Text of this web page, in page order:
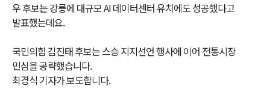
우 후보는 강릉에 대규모 AI 데이터센터 유치에도 성공했다고
발표했는데요.
국민의힘 김진태 후보는 스승 지지선언 행사에 이어 전통시장
민심을 공략했습니다.
최경식 기자가 보도합니다.